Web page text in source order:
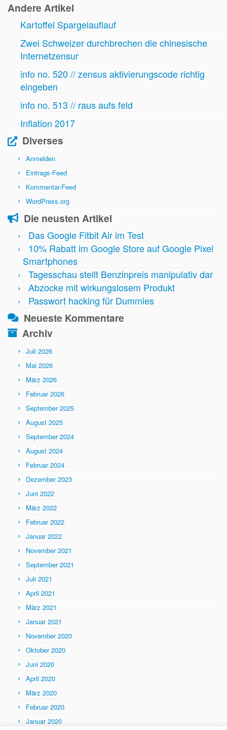
Andere Artikel
Kartoffel Spargelauflauf
Zwei Schweizer durchbrechen die chinesische
Internetzensur
info no. 520 // zensus aktivierungscode richtig
eingeben
info no. 513 // raus aufs feld
Inflation 2017
Diverses
Anmelden
Eintrags-Feed
Kommentar-Feed
WordPress.org
Die neusten Artikel
Das Google Fitbit Air im Test
10% Rabatt im Google Store auf Google Pixel
Smartphones
Tagesschau stellt Benzinpreis manipulativ dar
Abzocke mit wirkungslosem Produkt
Passwort hacking für Dummies
Neueste Kommentare
Archiv
Juli 2026
Mai 2026
März 2026
Februar 2026
September 2025
August 2025
September 2024
August 2024
Februar 2024
Dezember 2023
Juni 2022
März 2022
Februar 2022
Januar 2022
November 2021
September 2021
Juli 2021
April 2021
März 2021
Januar 2021
November 2020
Oktober 2020
Juni 2020
April 2020
März 2020
Februar 2020
Januar 2020